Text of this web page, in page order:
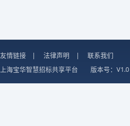
友情链接 | 法律声明 |
联系我们
上海宝华智慧招标共享平台
版本号：V1.0